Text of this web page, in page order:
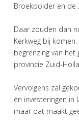
Broekpolder en de
Daar zouden dan
Kerkweg bij
begrenzing van
provincie Zuid-
Vervolgens zal
en investeringen in
maar dat maakt